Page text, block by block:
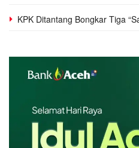
KPK Ditantang Bongkar Tiga